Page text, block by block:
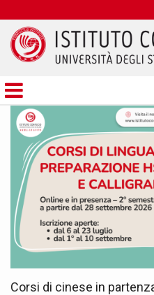
Confucio
Corsi di cinese in